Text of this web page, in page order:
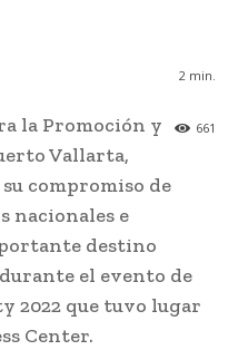
2 min.
661
la Promoción y
Vallarta,
compromiso de
nacionales e
destino
el evento de
2022 que tuvo lugar
Center.